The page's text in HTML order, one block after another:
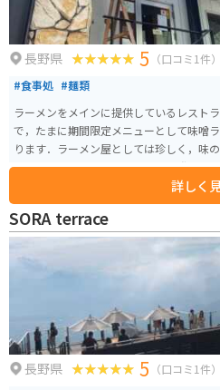
長野県 5 （口コミ1件）
#食事処 #麺類
ラーメンをメインに提供しているレスト
で，たまに期間限定メニューとして味噌
ります．ラーメン屋としては珍しく，味
メンはとてもやさしい味わいで，誰でも
ではないのですが，店主さんが
近いお店の情報を得ることができます．
詳しく
SORA terrace
長野県 5 （口コミ1件）